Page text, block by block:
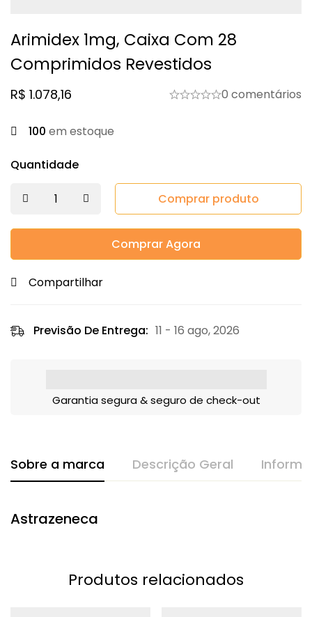
Arimidex 1mg, Caixa Com 28
Comprimidos Revestidos
R$ 1.078,16 0 comentários
100 em estoque
Quantidade
Comprar produto
Comprar Agora
Compartilhar
Previsão De Entrega: 11 - 16 ago, 2026
Garantia segura & seguro de check-out
Sobre a marca Descrição Geral
Astrazeneca
Produtos relacionados